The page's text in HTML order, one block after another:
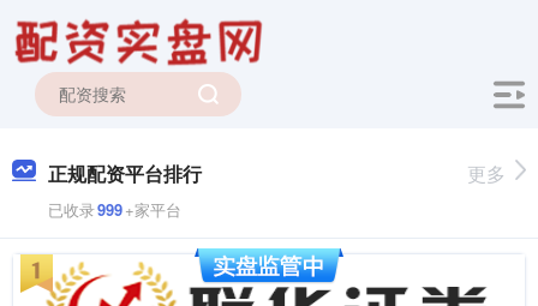
正规配资平台排行
已收录999+家平台
更多